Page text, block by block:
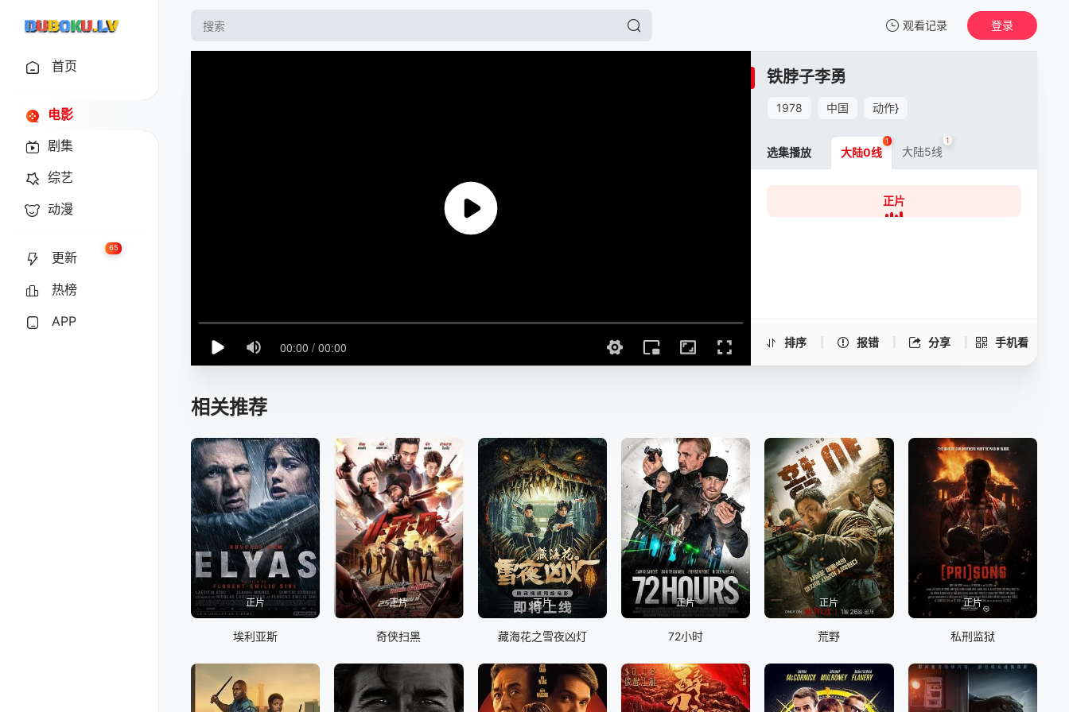
观看记录
我的观影记录
登录
首页
电影
剧集
综艺
动漫
更新
65
热榜
APP
铁脖子李勇
1978 中国 动作}
排序 报错 分享 手机看
铁脖子李勇 -正片
选集播放 大陆0线
1
大陆5线
1
正片
相关推荐
正片
埃利亚斯
正片
奇侠扫黑
正片
藏海花之雪夜凶灯
正片
72小时
正片
荒野
正片
私刑监狱